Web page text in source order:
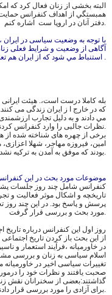
البته بخشى از زنان فعال كرد كه
همبستگي از اهداف كنفرانس حمايت
آگاهى از وضعيت و شرایط فعلی
که در خارج ا ز ایران زندگی می
مي دادند و به دليل تجارب
برخی از چهره های شناخته شده
امین، فیروزه مهاجر، شهلا
موضوعات مورد بحث در این
تاریخچه و اشکال موثر فعالیت و
پرسش و پاسخ بود. در این چند
از این بحث باز کردن تاریخ
در خاورمیانه ،فرآیند استعمار و
اسلام سیاسی به زنان و بررسی
تغییرات سیاسی اخیر در
صحبت یافتند و نظرات خود را
گذاشتند:بعضی از سخنرانان نقش